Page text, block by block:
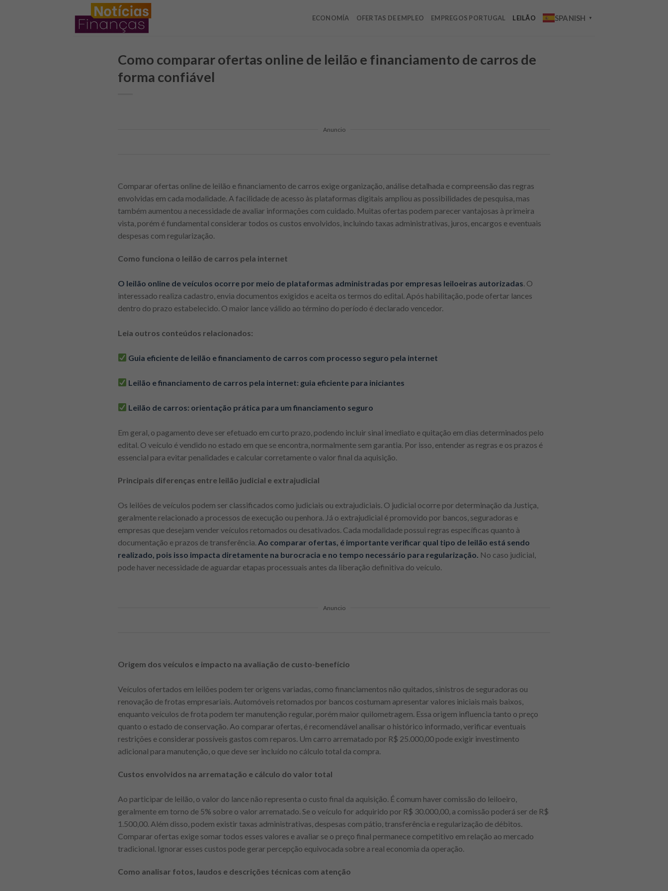
ECONOMÍA OFERTAS DE EMPLEO EMPREGOS PORTUGAL LEILÃO SPANISH ▼
Como comparar ofertas online de leilão e financiamento de carros de
forma confiável
Anuncio
Comparar ofertas online de leilão e financiamento de carros exige organização, análise detalhada e compreensão das regras
envolvidas em cada modalidade. A facilidade de acesso às plataformas digitais ampliou as possibilidades de pesquisa, mas
também aumentou a necessidade de avaliar informações com cuidado. Muitas ofertas podem parecer vantajosas à primeira
vista, porém é fundamental considerar todos os custos envolvidos, incluindo taxas administrativas, juros, encargos e eventuais
despesas com regularização.
Como funciona o leilão de carros pela internet
O leilão online de veículos ocorre por meio de plataformas administradas por empresas leiloeiras autorizadas . O
interessado realiza cadastro, envia documentos exigidos e aceita os termos do edital. Após habilitação, pode ofertar lances
dentro do prazo estabelecido. O maior lance válido ao término do período é declarado vencedor.
Leia outros conteúdos relacionados:
Guia eficiente de leilão e financiamento de carros com processo seguro pela internet
Leilão e financiamento de carros pela internet: guia eficiente para iniciantes
Leilão de carros: orientação prática para um financiamento seguro
Em geral, o pagamento deve ser efetuado em curto prazo, podendo incluir sinal imediato e quitação em dias determinados pelo
edital. O veículo é vendido no estado em que se encontra, normalmente sem garantia. Por isso, entender as regras e os prazos é
essencial para evitar penalidades e calcular corretamente o valor final da aquisição.
Principais diferenças entre leilão judicial e extrajudicial
Os leilões de veículos podem ser classificados como judiciais ou extrajudiciais. O judicial ocorre por determinação da Justiça,
geralmente relacionado a processos de execução ou penhora. Já o extrajudicial é promovido por bancos, seguradoras e
empresas que desejam vender veículos retomados ou desativados. Cada modalidade possui regras específicas quanto à
documentação e prazos de transferência. Ao comparar ofertas, é importante verificar qual tipo de leilão está sendo
realizado, pois isso impacta diretamente na burocracia e no tempo necessário para regularização. No caso judicial,
pode haver necessidade de aguardar etapas processuais antes da liberação definitiva do veículo.
Anuncio
Origem dos veículos e impacto na avaliação de custo-benefício
Veículos ofertados em leilões podem ter origens variadas, como financiamentos não quitados, sinistros de seguradoras ou
renovação de frotas empresariais. Automóveis retomados por bancos costumam apresentar valores iniciais mais baixos,
enquanto veículos de frota podem ter manutenção regular, porém maior quilometragem. Essa origem influencia tanto o preço
quanto o estado de conservação. Ao comparar ofertas, é recomendável analisar o histórico informado, verificar eventuais
restrições e considerar possíveis gastos com reparos. Um carro arrematado por R$ 25.000,00 pode exigir investimento
adicional para manutenção, o que deve ser incluído no cálculo total da compra.
Custos envolvidos na arrematação e cálculo do valor total
Ao participar de leilão, o valor do lance não representa o custo final da aquisição. É comum haver comissão do leiloeiro,
geralmente em torno de 5% sobre o valor arrematado. Se o veículo for adquirido por R$ 30.000,00, a comissão poderá ser de R$
1.500,00. Além disso, podem existir taxas administrativas, despesas com pátio, transferência e regularização de débitos.
Comparar ofertas exige somar todos esses valores e avaliar se o preço final permanece competitivo em relação ao mercado
tradicional. Ignorar esses custos pode gerar percepção equivocada sobre a real economia da operação.
Como analisar fotos, laudos e descrições técnicas com atenção